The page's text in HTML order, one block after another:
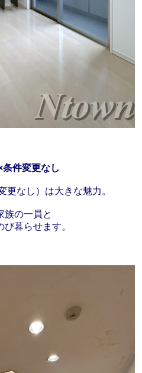
件変更なし
更なし）は大きな魅力。
族の一員と
暮らせます。